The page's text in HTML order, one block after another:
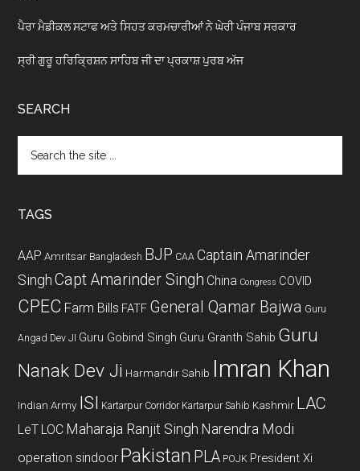
ਪੈਰਾ ਮੈਡੀਕਲ ਸਟਾਫ ਅਤੇ ਸਿਹਤ ਕਰਮਚਾਰੀਆਂ ਨੇ ਘੇਰੀ ਪੰਜਾਬ ਸਰਕਾਰ
ਸ੍ਰੀ ਗੁਰੂ ਹਰਿਕ੍ਰਿਸ਼ਨ ਸਾਹਿਬ ਜੀ ਦਾ ਪ੍ਰਕਾਸ਼ ਪੁਰਬ ਅੱਜ
SEARCH
the
TAGS
AAP Amritsar Bangladesh BJP CAA Captain Amarinder
Singh Capt Amarinder Singh China Congress COVID
CPEC Farm Bills FATF General Qamar Bajwa Guru
Angad Dev JI Guru Gobind Singh Guru Granth Sahib Guru
Nanak Dev Ji Harmandir Sahib Imran Khan
Indian Army ISI Kartarpur Corridor Kartarpur Sahib Kashmir LAC
LeT LOC Maharaja Ranjit Singh Narendra Modi
operation sindoor Pakistan PLA POJK President Xi